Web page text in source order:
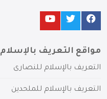
مواقع التعريف بالإسلام
التعريف بالإسلام للنصارى
التعريف بالإسلام للملحدين